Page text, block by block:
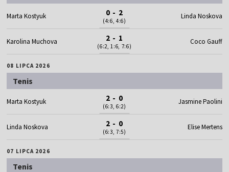
Marta Kostyuk 0 - 2
(4:6, 4:6)
Linda Noskova
Karolina Muchova 2 - 1
(6:2, 1:6, 7:6)
Coco Gauff
08 LIPCA 2026
Tenis
Marta Kostyuk 2 - 0
(6:3, 6:2)
Jasmine Paolini
Linda Noskova 2 - 0
(6:3, 7:5)
Elise Mertens
07 LIPCA 2026
Tenis